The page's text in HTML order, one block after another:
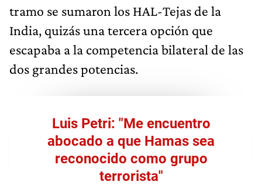
tramo se sumaron los HAL-Tejas de la
India, quizás una tercera opción que
escapaba a la competencia bilateral de las
dos grandes potencias.
Luis Petri: "Me encuentro
abocado a que Hamas sea
reconocido como grupo
terrorista"